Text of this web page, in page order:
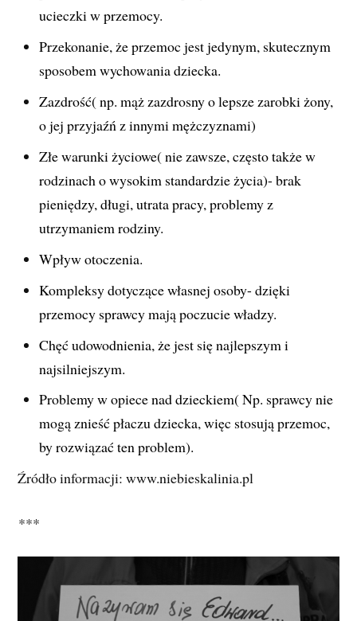
ucieczki w przemocy.
Przekonanie, że przemoc jest jedynym, skutecznym
sposobem wychowania dziecka.
Zazdrość( np. mąż zazdrosny o lepsze zarobki żony,
o jej przyjaźń z innymi mężczyznami)
Złe warunki życiowe( nie zawsze, często także w
rodzinach o wysokim standardzie życia)- brak
pieniędzy, długi, utrata pracy, problemy z
utrzymaniem rodziny.
Wpływ otoczenia.
Kompleksy dotyczące własnej osoby- dzięki
przemocy sprawcy mają poczucie władzy.
Chęć udowodnienia, że jest się najlepszym i
najsilniejszym.
Problemy w opiece nad dzieckiem( Np. sprawcy nie
mogą znieść płaczu dziecka, więc stosują przemoc,
by rozwiązać ten problem).
Źródło informacji: www.niebieskalinia.pl
***